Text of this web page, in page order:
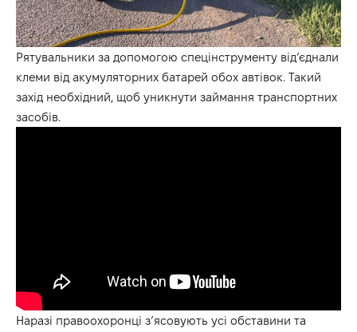
Рятувальники за допомогою спецінструменту від’єднали
клеми від акумуляторних батарей обох автівок. Такий
захід необхідний, щоб уникнути займання транспортних
засобів.
Наразі правоохоронці з’ясовують усі обставини та